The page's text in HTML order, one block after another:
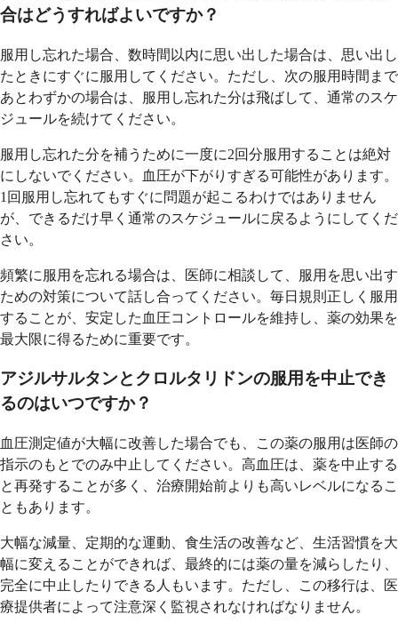
合はどうすればよいですか？
服用し忘れた場合、数時間以内に思い出した場合は、思い出し
たときにすぐに服用してください。ただし、次の服用時間まで
あとわずかの場合は、服用し忘れた分は飛ばして、通常のスケ
ジュールを続けてください。
服用し忘れた分を補うために一度に2回分服用することは絶対
にしないでください。血圧が下がりすぎる可能性があります。
1回服用し忘れてもすぐに問題が起こるわけではありません
が、できるだけ早く通常のスケジュールに戻るようにしてくだ
さい。
頻繁に服用を忘れる場合は、医師に相談して、服用を思い出す
ための対策について話し合ってください。毎日規則正しく服用
することが、安定した血圧コントロールを維持し、薬の効果を
最大限に得るために重要です。
アジルサルタンとクロルタリドンの服用を中止でき
るのはいつですか？
血圧測定値が大幅に改善した場合でも、この薬の服用は医師の
指示のもとでのみ中止してください。高血圧は、薬を中止する
と再発することが多く、治療開始前よりも高いレベルになるこ
ともあります。
大幅な減量、定期的な運動、食生活の改善など、生活習慣を大
幅に変えることができれば、最終的には薬の量を減らしたり、
完全に中止したりできる人もいます。ただし、この移行は、医
療提供者によって注意深く監視されなければなりません。